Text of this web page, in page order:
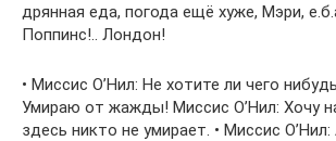
дрянная еда, погода ещё хуже, Мэри,
Поппинс!.. Лондон!
• Миссис О’Нил: Не хотите ли чего
Умираю от жажды! Миссис О’Нил: Хочу
здесь никто не умирает. • Миссис